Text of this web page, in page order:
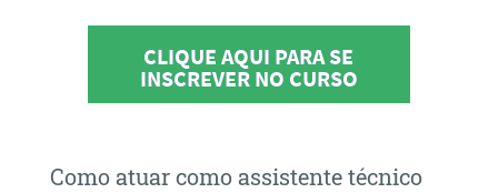
CLIQUE AQUI PARA SE
INSCREVER NO CURSO
Como atuar como assistente técnico